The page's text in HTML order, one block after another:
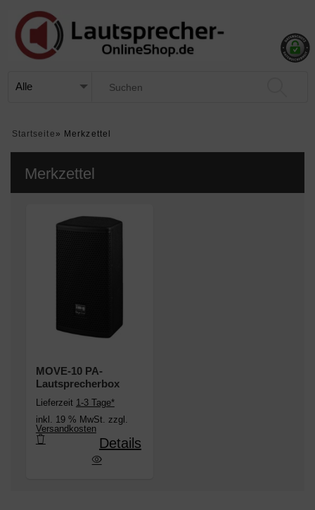
Startseite » Merkzettel
Merkzettel
MOVE-10 PA-
Lautsprecherbox
Lieferzeit 1-3 Tage*
inkl. 19 % MwSt. zzgl.
Versandkosten
MOVE-10 PA-Lautsprecherbox
Details